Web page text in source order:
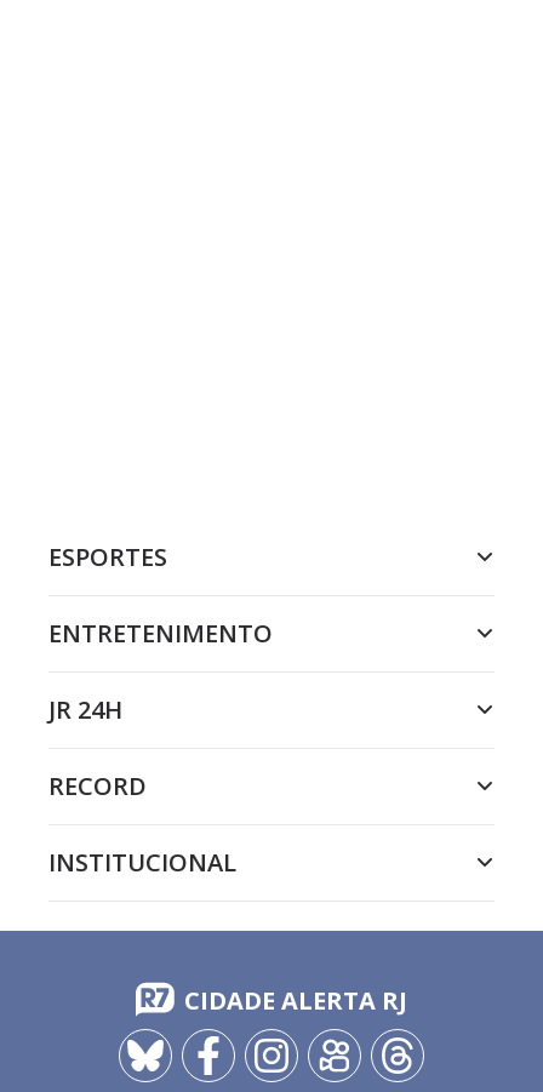
ESPORTES
ENTRETENIMENTO
JR 24H
RECORD
INSTITUCIONAL
CIDADE ALERTA RJ